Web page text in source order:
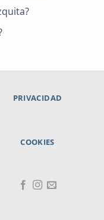
PRIVACIDAD
COOKIES